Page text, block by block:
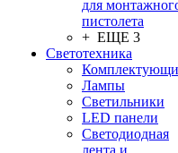
для
пистолета
+ ЕЩЕ 3
Светотехника
Лампы
Светильники
LED панели
Светодиодная
лента и